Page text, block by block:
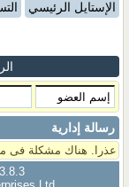
الإستايل الرئيسي
رسالة إدارية
عذرا. هناك مشكلة فى